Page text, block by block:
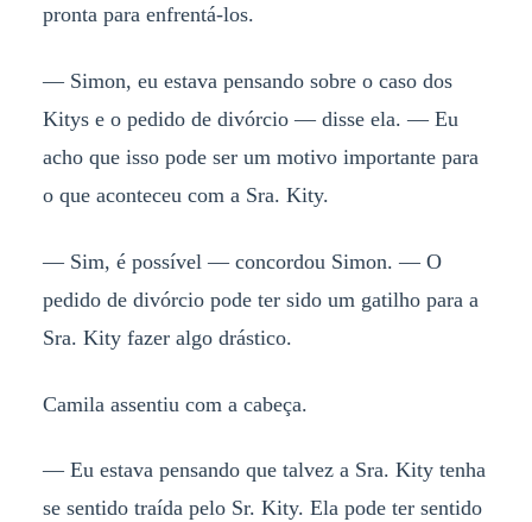
pronta para enfrentá-los.
— Simon, eu estava pensando sobre o caso dos
Kitys e o pedido de divórcio — disse ela. — Eu
acho que isso pode ser um motivo importante para
o que aconteceu com a Sra. Kity.
— Sim, é possível — concordou Simon. — O
pedido de divórcio pode ter sido um gatilho para a
Sra. Kity fazer algo drástico.
Camila assentiu com a cabeça.
— Eu estava pensando que talvez a Sra. Kity tenha
se sentido traída pelo Sr. Kity. Ela pode ter sentido